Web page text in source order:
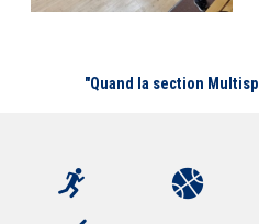
"Quand la section